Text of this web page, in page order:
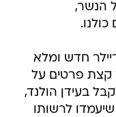
הנשר,
חדש ומלא
קצת פרטים על
בעידן הולנד,
לרשותו